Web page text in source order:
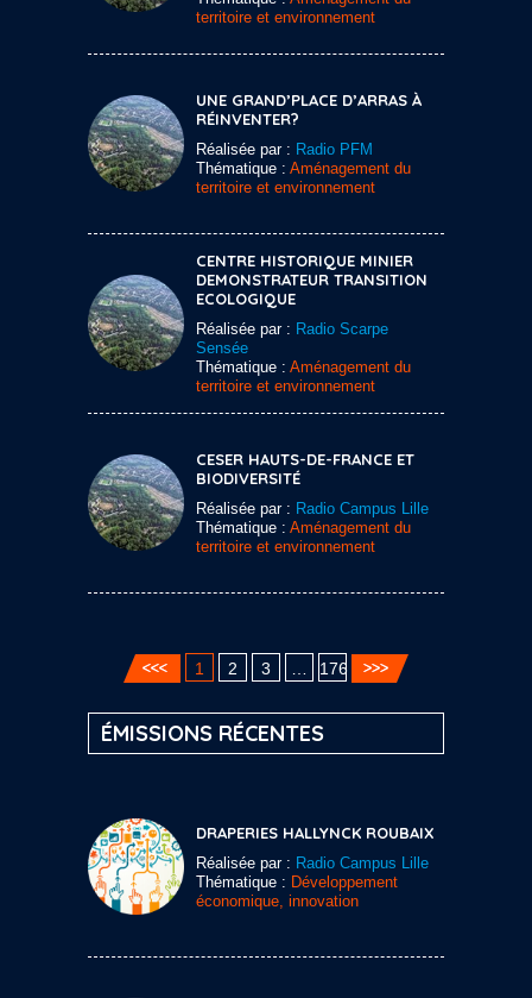
territoire et environnement
UNE GRAND’PLACE D’ARRAS À
RÉINVENTER?
Réalisée par : Radio PFM
Thématique : Aménagement du
territoire et environnement
CENTRE HISTORIQUE MINIER
DEMONSTRATEUR TRANSITION
ECOLOGIQUE
Réalisée par : Radio Scarpe
Sensée
Thématique : Aménagement du
territoire et environnement
CESER HAUTS-DE-FRANCE ET
BIODIVERSITÉ
Réalisée par : Radio Campus Lille
Thématique : Aménagement du
territoire et environnement
1 2 3 176
ÉMISSIONS RÉCENTES
DRAPERIES HALLYNCK ROUBAIX
Réalisée par : Radio Campus Lille
Thématique : Développement
économique, innovation